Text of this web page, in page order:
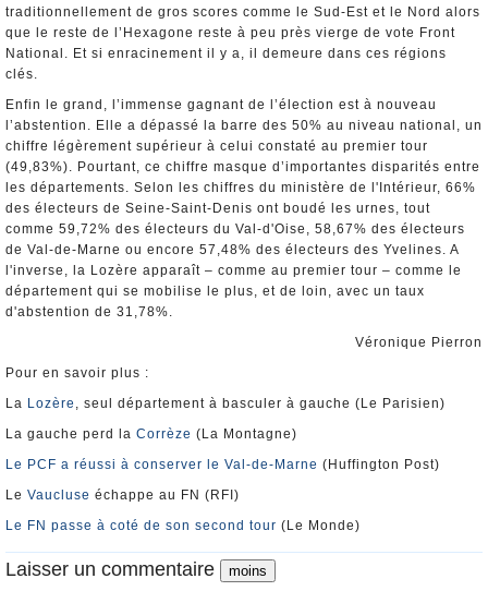
traditionnellement de gros scores comme le Sud-Est et le Nord alors
que le reste de l’Hexagone reste à peu près vierge de vote Front
National. Et si enracinement il y a, il demeure dans ces régions
clés.
Enfin le grand, l’immense gagnant de l’élection est à nouveau
l’abstention. Elle a dépassé la barre des 50% au niveau national, un
chiffre légèrement supérieur à celui constaté au premier tour
(49,83%). Pourtant, ce chiffre masque d’importantes disparités entre
les départements. Selon les chiffres du ministère de l'Intérieur, 66%
des électeurs de Seine-Saint-Denis ont boudé les urnes, tout
comme 59,72% des électeurs du Val-d'Oise, 58,67% des électeurs
de Val-de-Marne ou encore 57,48% des électeurs des Yvelines. A
l'inverse, la Lozère apparaît – comme au premier tour – comme le
département qui se mobilise le plus, et de loin, avec un taux
d'abstention de 31,78%.
Véronique Pierron
Pour en savoir plus :
La Lozère , seul département à basculer à gauche (Le Parisien)
La gauche perd la Corrèze (La Montagne)
Le PCF a réussi à conserver le Val-de-Marne (Huffington Post)
Le Vaucluse échappe au FN (RFI)
Le FN passe à coté de son second tour (Le Monde)
Laisser un commentaire